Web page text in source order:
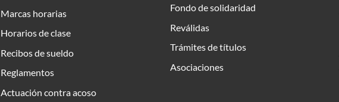
Marcas horarias
Horarios de clase
Recibos de sueldo
Reglamentos
Actuación contra acoso
Fondo de solidaridad
Reválidas
Trámites de títulos
Asociaciones